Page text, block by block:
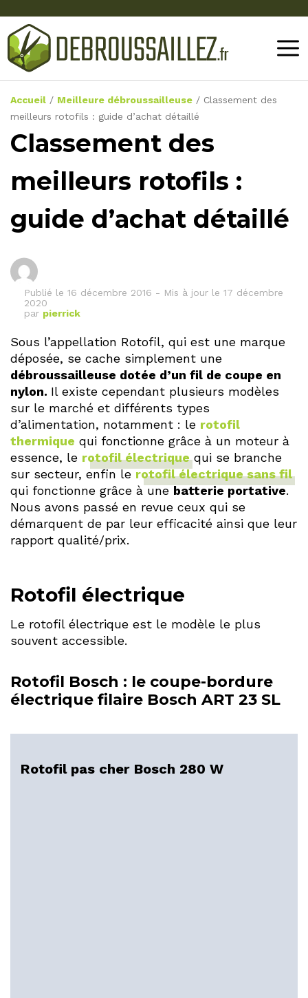
Accueil / Meilleure débroussailleuse / Classement des
meilleurs rotofils : guide d’achat détaillé
Classement des
meilleurs rotofils :
guide d’achat détaillé
Publié le 16 décembre 2016 - Mis à jour le 17 décembre
2020
par pierrick
Sous l’appellation Rotofil, qui est une marque
déposée, se cache simplement une
débroussailleuse dotée d’un fil de coupe en
nylon. Il existe cependant plusieurs modèles
sur le marché et différents types
d’alimentation, notamment : le rotofil
thermique qui fonctionne grâce à un moteur à
essence, le rotofil électriquequi se branche
sur secteur, enfin le rotofil électrique sans fil
qui fonctionne grâce à une batterie portative.
Nous avons passé en revue ceux qui se
démarquent de par leur efficacité ainsi que leur
rapport qualité/prix.
Rotofil électrique
Le rotofil électrique est le modèle le plus
souvent accessible.
Rotofil Bosch : le coupe-bordure
électrique filaire Bosch ART 23 SL
Rotofil pas cher Bosch 280 W